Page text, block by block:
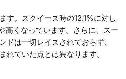
す。スクイーズ時の12.1%に対し
高くなっています。さらに、スー
ドは一切レイズされておらず、
れていた点とは異なります。